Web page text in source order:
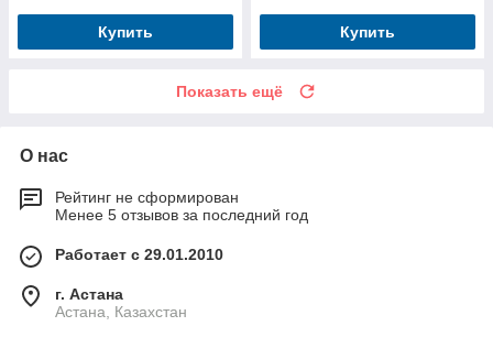
Купить Купить
Показать ещё
О нас
Рейтинг не сформирован
Менее 5 отзывов за последний год
Работает с 29.01.2010
г. Астана
Астана, Казахстан